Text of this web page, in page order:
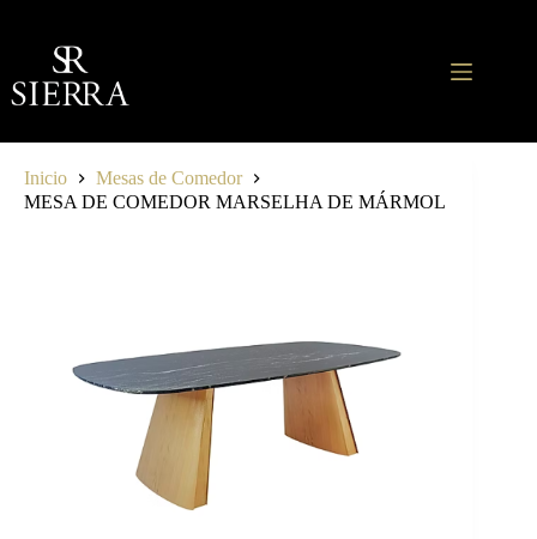
contenido
Inicio
Mesas de Comedor
MESA DE COMEDOR MARSELHA DE MÁRMOL